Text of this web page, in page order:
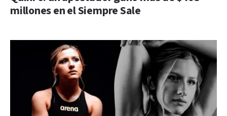
millones en el Siempre Sale